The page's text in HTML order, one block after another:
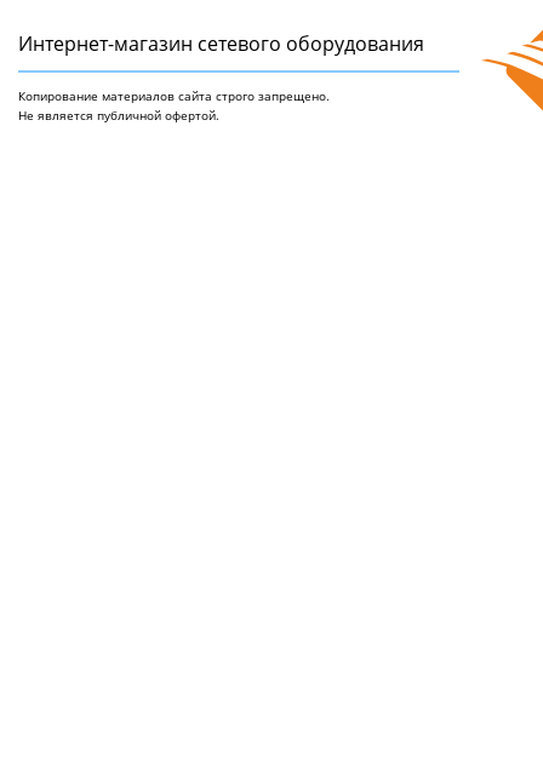
Интернет-магазин сетeвого оборудования
Копирование материалов сайта строго запрещено.
Не является публичной офертой.